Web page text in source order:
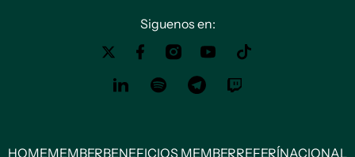
Siguenos en:
HOMEMEMBERBENEFICIOS MEMBERREFERÍNACIONAL